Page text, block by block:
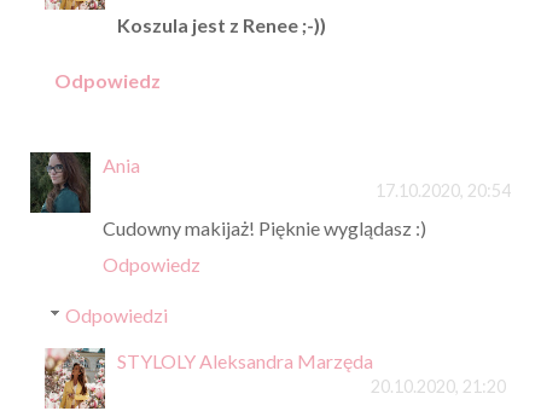
Koszula jest z Renee ;-))
Odpowiedz
Ania
17.10.2020, 20:54
Cudowny makijaż! Pięknie wyglądasz :)
Odpowiedz
Odpowiedzi
STYLOLY Aleksandra Marzęda
20.10.2020, 21:20